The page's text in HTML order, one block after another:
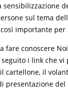
sensibilizzazione
sul tema
importante per
fare conoscere Noi
i link che
cartellone, il
presentazione del